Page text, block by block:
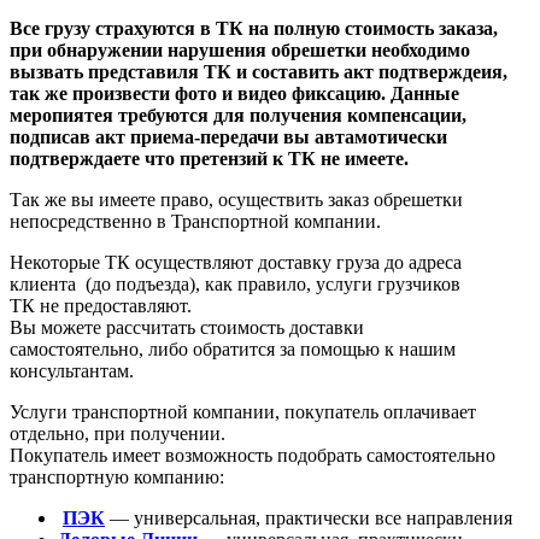
Все грузу страхуются в ТК на полную стоимость заказа,
при обнаружении нарушения обрешетки необходимо
вызвать представиля ТК и составить акт подтверждеия,
так же произвести фото и видео фиксацию. Данные
меропиятея требуются для получения компенсации,
подписав акт приема-передачи вы автамотически
подтверждаете что претензий к ТК не имеете.
Так же вы имеете право, осуществить заказ обрешетки
непосредственно в Транспортной компании.
Некоторые ТК осуществляют доставку груза до адреса
клиента (до подъезда), как правило, услуги грузчиков
ТК не предоставляют.
Вы можете рассчитать стоимость доставки
самостоятельно, либо обратится за помощью к нашим
консультантам.
Услуги транспортной компании, покупатель оплачивает
отдельно, при получении.
Покупатель имеет возможность подобрать самостоятельно
транспортную компанию:
ПЭК — универсальная, практически все направления